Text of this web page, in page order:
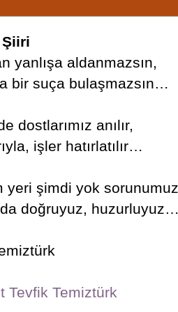
yanlışa aldanmazsın,
bir suça bulaşmazsın…
dostlarımız anılır,
işler hatırlatılır…
yeri şimdi yok
doğruyuz,
Tevfik Temiztürk